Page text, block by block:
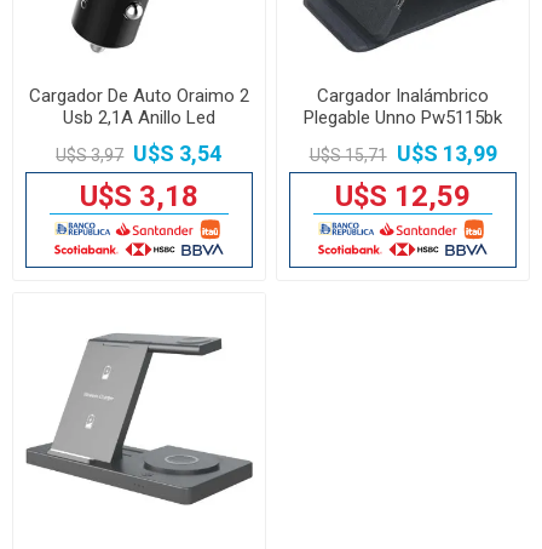
Cargador De Auto Oraimo 2
Usb 2,1A Anillo Led
U$S 3,97 U$S 3,54
U$S 3,18
Cargador Inalámbrico
Plegable Unno Pw5115bk
15w
U$S 15,71 U$S 13,99
U$S 12,59